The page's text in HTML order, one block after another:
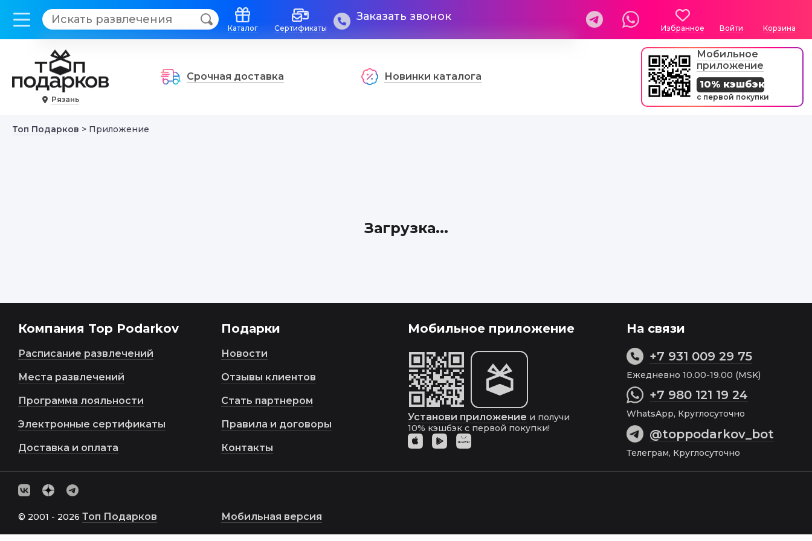
Каталог Сертификаты
Заказать звонок
Избранное Войти Корзина
Рязань
Срочная доставка Новинки каталога
Мобильное
приложение
10% кэшбэк
с первой покупки
Топ Подарков > Приложение
Загрузка...
Компания Top Podarkov
Расписание развлечений
Места развлечений
Программа лояльности
Электронные сертификаты
Доставка и оплата
Подарки
Новости
Отзывы клиентов
Стать партнером
Правила и договоры
Контакты
Мобильное приложение
Установи приложение и получи
10% кэшбэк с первой покупки!
На связи
+7 931 009 29 75
Ежедневно 10.00-19.00 (MSK)
+7 980 121 19 24
WhatsApp, Круглосуточно
@toppodarkov_bot
Телеграм, Круглосуточно
© 2001 - 2026 Топ Подарков Мобильная версия